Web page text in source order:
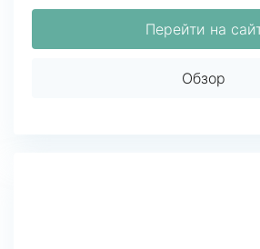
Перейти на
Обзор